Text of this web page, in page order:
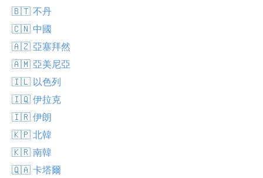
🇧🇹 不丹
🇨🇳 中國
🇦🇿 亞塞拜然
🇦🇲 亞美尼亞
🇮🇱 以色列
🇮🇶 伊拉克
🇮🇷 伊朗
🇰🇵 北韓
🇰🇷 南韓
🇶🇦 卡塔爾